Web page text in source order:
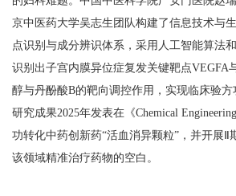
京中医药大学吴志生团队构建了信息技术与
点识别与成分辨识体系，采用人工智能算法
识别出子宫内膜异位症复发关键靶点VEGFA
醇与丹酚酸B的靶向调控作用，实现临床验方
研究成果2025年发表在《Chemical
功转化中药创新药“活血消异颗粒”，并开展Ⅱ
该领域精准治疗药物的空白。